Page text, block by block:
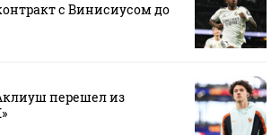
с Винисиусом до
перешел из